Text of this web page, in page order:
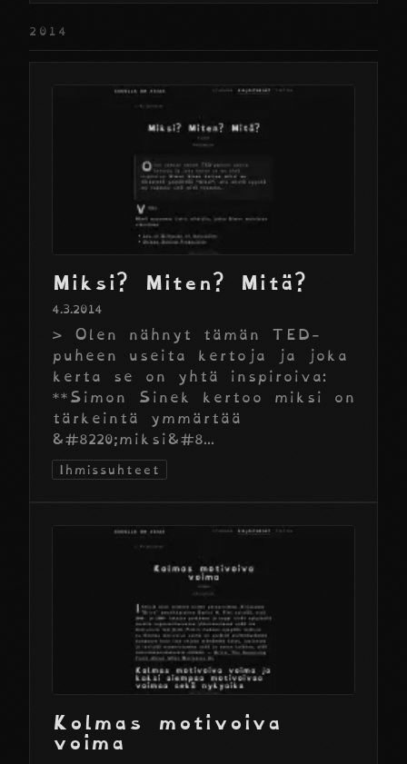
2014
Miksi? Miten? Mitä?
4.3.2014
> Olen nähnyt tämän TED-
puheen useita kertoja ja joka
kerta se on yhtä inspiroiva:
**Simon Sinek kertoo miksi on
tärkeintä ymmärtää
&#8220;miksi&#8...
Ihmissuhteet
Kolmas motivoiva
voima